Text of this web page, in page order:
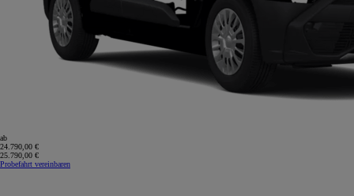
ab
24.790,00 €
25.790,00 €
Probefahrt vereinbaren